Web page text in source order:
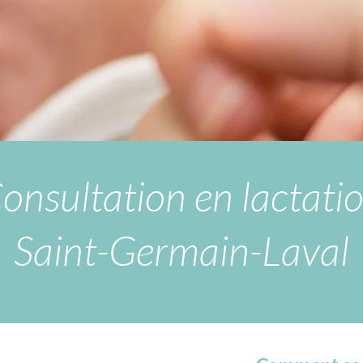
en
Saint-Germain-Laval